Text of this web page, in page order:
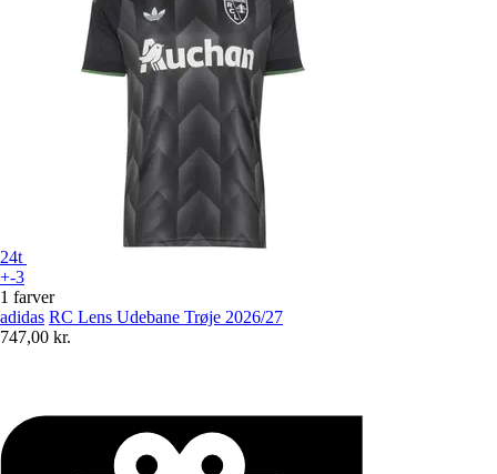
24t
+-3
1 farver
adidas RC Lens Udebane Trøje 2026/27
747,00 kr.